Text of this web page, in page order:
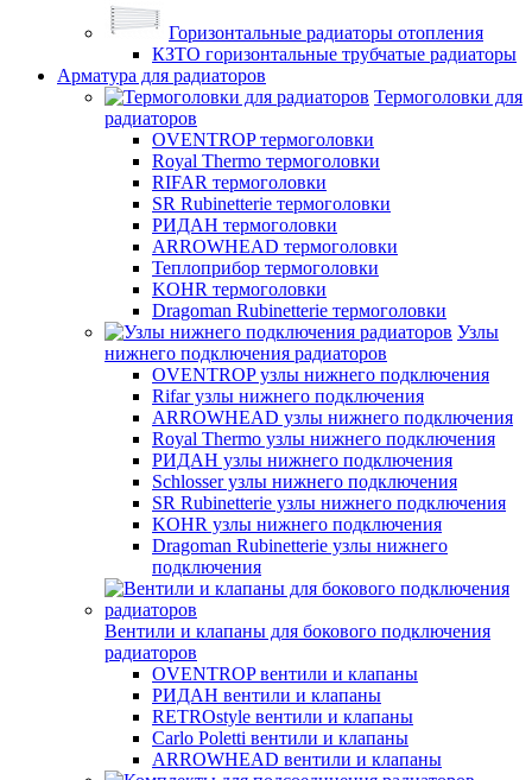
Горизонтальные радиаторы отопления
КЗТО горизонтальные трубчатые радиаторы
Арматура для радиаторов
Термоголовки для
радиаторов
OVENTROP термоголовки
Royal Thermo термоголовки
RIFAR термоголовки
SR Rubinetterie термоголовки
РИДАН термоголовки
ARROWHEAD термоголовки
Теплоприбор термоголовки
KOHR термоголовки
Dragoman Rubinetterie термоголовки
Узлы
нижнего подключения радиаторов
OVENTROP узлы нижнего подключения
Rifar узлы нижнего подключения
ARROWHEAD узлы нижнего подключения
Royal Thermo узлы нижнего подключения
РИДАН узлы нижнего подключения
Schlosser узлы нижнего подключения
SR Rubinetterie узлы нижнего подключения
KOHR узлы нижнего подключения
Dragoman Rubinetterie узлы нижнего
подключения
Вентили и клапаны для бокового подключения
радиаторов
OVENTROP вентили и клапаны
РИДАН вентили и клапаны
RETROstyle вентили и клапаны
Carlo Poletti вентили и клапаны
ARROWHEAD вентили и клапаны